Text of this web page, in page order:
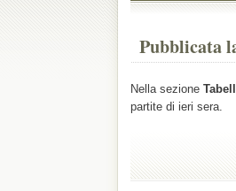
Pubblicata
Nella sezione
partite di ieri sera.